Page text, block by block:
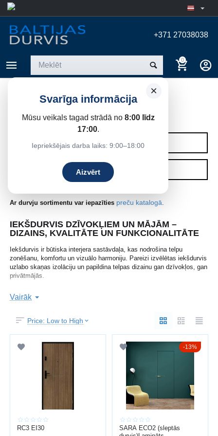
+371 27038038
0
×
Svarīga informācija
Mūsu veikals tagad strādā no 8:00 līdz
17:00.
Iepriekšējais darba laiks: 9:00–18:00
Aizvērt
IEKŠDURVIS
Sākums
KATEGORIJAS
FILTRI
Ar durvju sortimentu var iepazīties preču katalogā.
IEKŠDURVIS DZĪVOKĻIEM UN MĀJĀM –
DIZAINS, KVALITĀTE UN FUNKCIONALITĀTE
Iekšdurvis ir būtiska interjera sastāvdaļa, kas nodrošina telpu
zonēšanu, komfortu un vizuālo harmoniju. Pareizi izvēlētas iekšdurvis
uzlabo skaņas izolāciju un papildina telpas dizainu gan dzīvokļos, gan
privātmājās.
plašu iekšdurvju klāstu Latvijā ar profesionālu uzstādīšanu.
Papildus varat apskatīt arīieejas durvis metāla durvis
KĀ IZVĒLĒTIES IEKŠDURVIS
Izvēloties iekšdurvis, svarīgi ņemt vērā:
telpas dizainu un krāsu
materiālu (lamināts, MDF, koks, stikls)
furnitūras kvalitāti
Laminētās durvis ir ekonomisks risinājums, savukārt koka durvis
Vairāk
Price: Low to High
RC3 EI30
13%
SARA ECO2 (sleptās